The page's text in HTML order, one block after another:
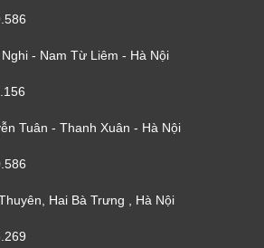
- Nam Từ Liêm - Hà Nội
Tuân - Thanh Xuân - Hà Nội
Hai Bà Trưng , Hà Nội